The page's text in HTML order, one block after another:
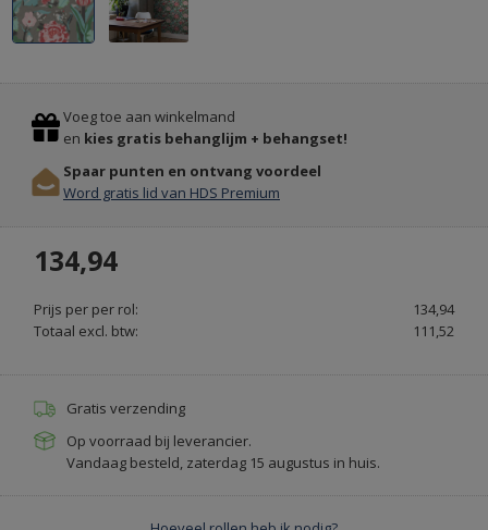
FARROW
&
EN
KALKVERF
PAINT
&
PAPER.NL
Previous
Stop
Voeg toe aan winkelmand
en kies gratis behanglijm + behangset!
Spaar punten en ontvang voordeel
Word gratis lid van HDS Premium
134,94
Prijs per per rol:
134,94
Totaal excl. btw:
111,52
Gratis verzending
Op voorraad bij leverancier.
Vandaag besteld, zaterdag 15 augustus in huis.